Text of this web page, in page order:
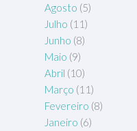
Agosto (5)
Julho (11)
Junho (8)
Maio (9)
Abril (10)
Março (11)
Fevereiro (8)
Janeiro (6)